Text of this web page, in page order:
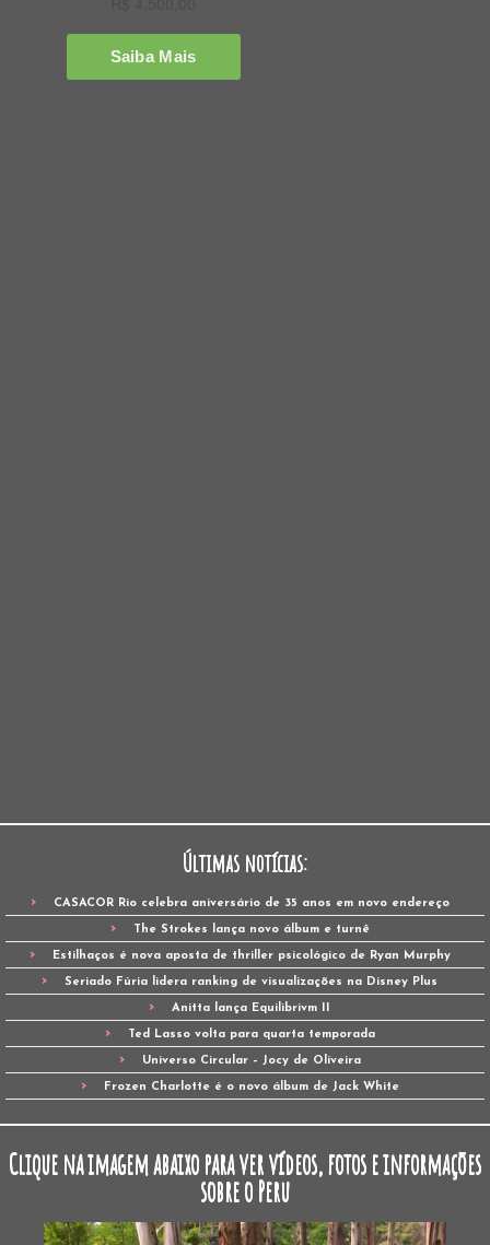
Últimas notícias:
CASACOR Rio celebra aniversário de 35 anos em novo endereço
The Strokes lança novo álbum e turnê
Estilhaços é nova aposta de thriller psicológico de Ryan Murphy
Seriado Fúria lidera ranking de visualizações na Disney Plus
Anitta lança Equilibrivm II
Ted Lasso volta para quarta temporada
Universo Circular – Jocy de Oliveira
Frozen Charlotte é o novo álbum de Jack White
Clique na imagem abaixo para ver vídeos, fotos e informações
sobre o Peru